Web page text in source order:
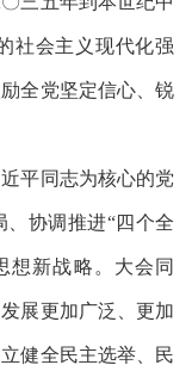
社会主义现代化强
全党坚定信心、锐
平同志为核心的党
、协调推进“四个全
想新战略。大会同
展更加广泛、更加
健全民主选举、民